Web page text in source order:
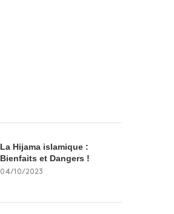
La Hijama islamique :
Bienfaits et Dangers !
04/10/2023